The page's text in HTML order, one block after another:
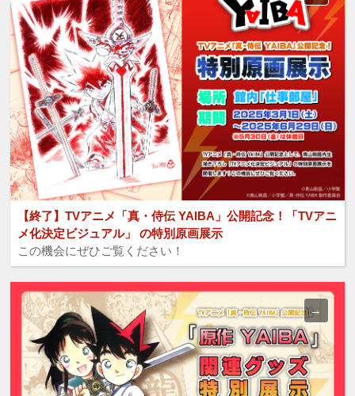
【終了】TVアニメ「真・侍伝 YAIBA」公開記念！「TVアニ
メ化決定ビジュアル」 の特別原画展示
この機会にぜひご覧ください！